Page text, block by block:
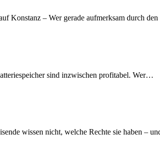
Konstanz – Wer gerade aufmerksam durch
sind inzwischen profitabel. Wer…
wissen nicht, welche Rechte sie haben –